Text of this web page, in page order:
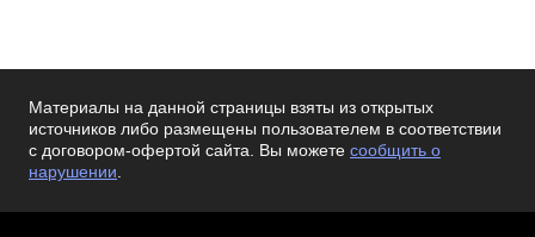
Материалы на данной страницы взяты из открытых
источников либо размещены пользователем в соответствии
с договором-офертой сайта. Вы можете сообщить о
нарушении.